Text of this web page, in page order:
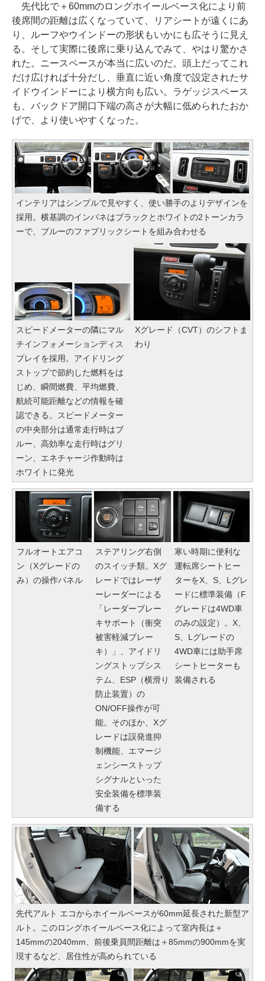
先代比で＋60mmのロングホイールベース化により前
後席間の距離は広くなっていて、リアシートが遠くにあ
り、ルーフやウインドーの形状もいかにも広そうに見え
る。そして実際に後席に乗り込んでみて、やはり驚かさ
れた。ニースペースが本当に広いのだ。頭上だってこれ
だけ広ければ十分だし、垂直に近い角度で設定されたサ
イドウインドーにより横方向も広い。ラゲッジスペース
も、バックドア開口下端の高さが大幅に低められたおか
げで、より使いやすくなった。
インテリアはシンプルで見やすく、使い勝手のよりデザインを
採用。横基調のインパネはブラックとホワイトの2トーンカラ
ーで、ブルーのファブリックシートを組み合わせる
スピードメーターの隣にマル
チインフォメーションディス
プレイを採用。アイドリング
ストップで節約した燃料をは
じめ、瞬間燃費、平均燃費、
航続可能距離などの情報を確
認できる。スピードメーター
の中央部分は通常走行時はブ
ルー、高効率な走行時はグリ
ーン、エネチャージ作動時は
ホワイトに発光
Xグレード（CVT）のシフトま
わり
フルオートエアコ
ン（Xグレードの
み）の操作パネル
ステアリング右側
のスイッチ類。Xグ
レードではレーザ
ーレーダーによる
「レーダーブレー
キサポート（衝突
被害軽減ブレー
キ）」、アイドリ
ングストップシス
テム、ESP（横滑り
防止装置）の
ON/OFF操作が可
能。そのほか、Xグ
レードは誤発進抑
制機能、エマージ
ェンシーストップ
シグナルといった
安全装備を標準装
備する
寒い時期に便利な
運転席シートヒー
ターをX、S、Lグレ
ードに標準装備（F
グレードは4WD車
のみの設定）。X、
S、Lグレードの
4WD車には助手席
シートヒーターも
装備される
先代アルト エコからホイールベースが60mm延長された新型ア
ルト。このロングホイールベース化によって室内長は＋
145mmの2040mm、前後乗員間距離は＋85mmの900mmを実
現するなど、居住性が高められている